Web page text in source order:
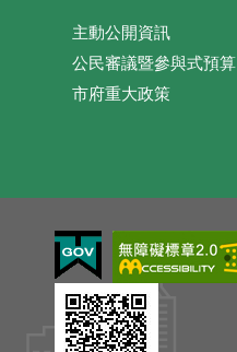
主動公開資訊
公民審議暨參與式預算
市府重大政策